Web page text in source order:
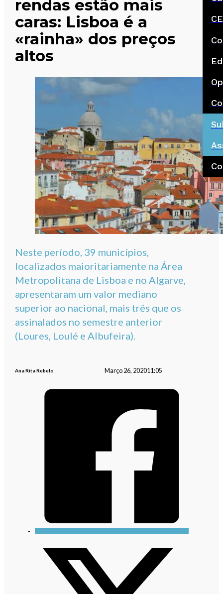
rendas estão mais
caras: Lisboa é a
«rainha» dos preços
altos
Neste período, 39 municípios,
localizados maioritariamente na Área
Metropolitana de Lisboa e no Algarve,
apresentaram um valor mediano
superior ao nacional, mais três que os
assinalados no semestre anterior
(Loures, Loulé e Albufeira).
Ana Rita Rebelo Março 26, 202011:05